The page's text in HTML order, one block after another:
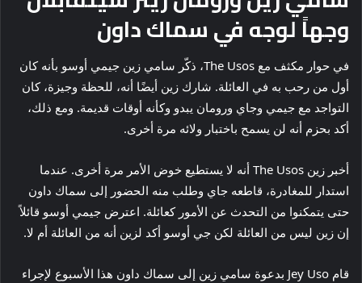
وجهاً لوجه في سماك داون
في حوار مكثف مع The Usos، ذكّر سامي زين جيمي أوسو بأنه كان
أول من رحب به في العائلة. شارك زين أيضًا أنه، للحظة وجيزة، كان
التواجد مع جيمي وجاي ورومان يبدو وكأنه أوقات قديمة. ومع ذلك،
أكد بحزم أنه لن يسمح باختبار ولائه مرة أخرى.
أخبر زين The Usos أنه لا يستطيع خوض الأمر مرة أخرى. عندما
استدار للمغادرة، قاطعه جاي وطلب منه الحضور إلى سماك داون
حتى يتمكنوا من التحدث عن الأمور كعائلة. اعترض جيمي أوسو قائلاً
إن زين ليس من العائلة لكن جي أوسو أكد لزين أنه من العائلة أم لا.
قام Jey Uso بدعوة سامي زين إلى سماك داون هذا الأسبوع لإجراء